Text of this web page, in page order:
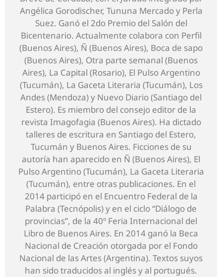
Angélica Gorodischer, Tununa Mercado y Perla
Suez. Ganó el 2do Premio del Salón del
Bicentenario. Actualmente colabora con Perfil
(Buenos Aires), Ñ (Buenos Aires), Boca de sapo
(Buenos Aires), Otra parte semanal (Buenos
Aires), La Capital (Rosario), El Pulso Argentino
(Tucumán), La Gaceta Literaria (Tucumán), Los
Andes (Mendoza) y Nuevo Diario (Santiago del
Estero). Es miembro del consejo editor de la
revista Imagofagia (Buenos Aires). Ha dictado
talleres de escritura en Santiago del Estero,
Tucumán y Buenos Aires. Ficciones de su
autoría han aparecido en Ñ (Buenos Aires), El
Pulso Argentino (Tucumán), La Gaceta Literaria
(Tucumán), entre otras publicaciones. En el
2014 participó en el Encuentro Federal de la
Palabra (Tecnópolis) y en el ciclo “Diálogo de
provincias”, de la 40º Feria Internacional del
Libro de Buenos Aires. En 2014 ganó la Beca
Nacional de Creación otorgada por el Fondo
Nacional de las Artes (Argentina). Textos suyos
han sido traducidos al inglés y al portugués.